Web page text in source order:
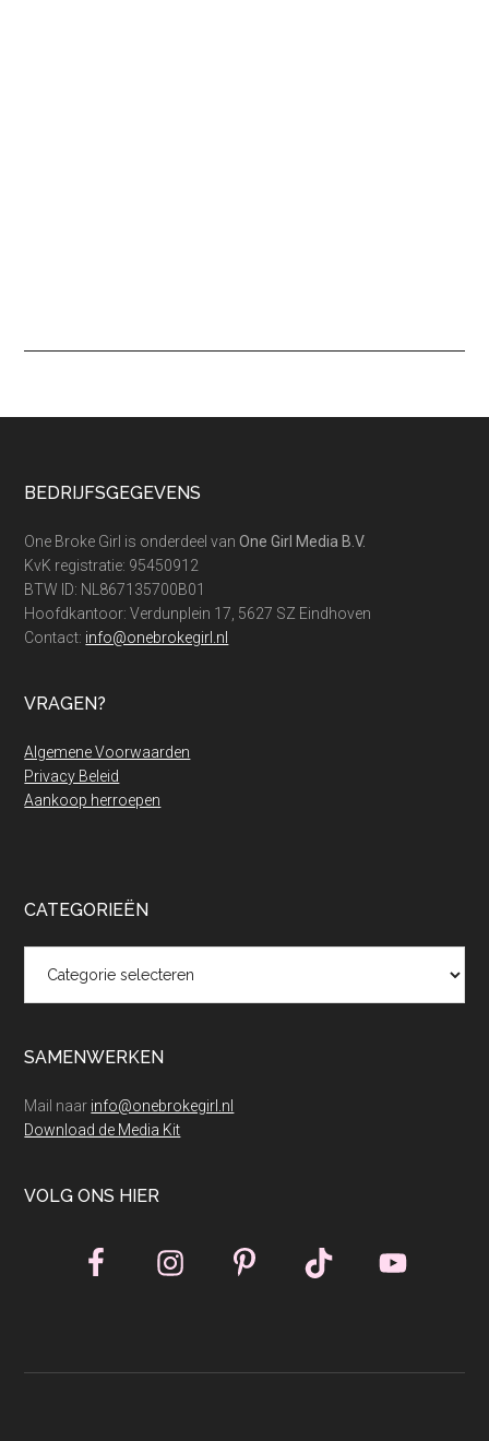
Footer
BEDRIJFSGEGEVENS
One Broke Girl is onderdeel vanOne Girl Media B.V.
KvK registratie: 95450912
BTW ID: NL867135700B01
Hoofdkantoor: Verdunplein 17, 5627 SZ Eindhoven
Contact: info@onebrokegirl.nl
VRAGEN?
Algemene Voorwaarden
Privacy Beleid
Aankoop herroepen
CATEGORIEËN
SAMENWERKEN
Mail naar info@onebrokegirl.nl
Download de Media Kit
VOLG ONS HIER